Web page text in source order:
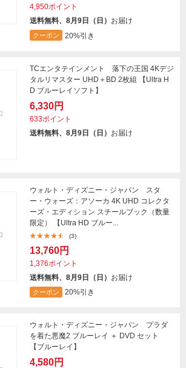
4,950ポイント
送料無料、8月9日（日） お届け
クーポン 20%引き
TCエンタテインメント 落下の王国 4Kデジ
タルリマスター UHD＋BD 2枚組 【Ultra H
D ブルーレイソフト】
6,330円
633ポイント
送料無料、8月9日（日） お届け
ウォルト・ディズニー・ジャパン スタ
ー・ウォーズ：アソーカ 4K UHD コレクタ
ーズ・エディション スチールブック（数量
限定） 【Ultra HD ブルー...
(3)
13,760円
1,376ポイント
送料無料、8月9日（日） お届け
クーポン 20%引き
ウォルト・ディズニー・ジャパン プラダ
を着た悪魔2 ブルーレイ ＋ DVD セット
【ブルーレイ】
4,580円